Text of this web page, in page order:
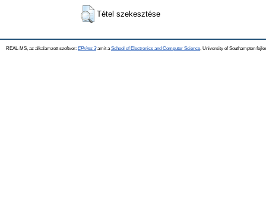
Tétel szekesztése
REAL-MS, az alkalamzott szoftver: EPrints 3amit a School of Electronics and Computer Science , University of Southampton